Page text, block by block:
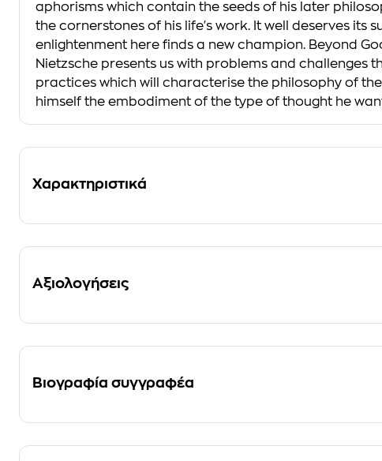
aphorisms which contain the seeds of his later
the cornerstones of his life's work. It well deserves its
enlightenment here finds a new champion. Beyond
Nietzsche presents us with problems and challenges
practices which will characterise the philosophy of
himself the embodiment of the type of thought he
Χαρακτηριστικά
Αξιολογήσεις
Βιογραφία συγγραφέα